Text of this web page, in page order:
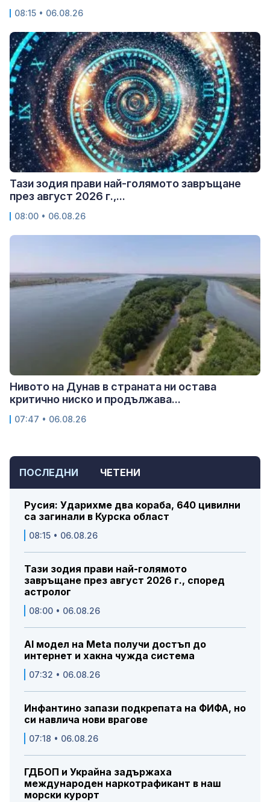
ПОСЛЕДНИ ЧЕТЕНИ
Русия: Ударихме два кораба, 640 цивилни
са загинали в Курска област
08:15 • 06.08.26
Тази зодия прави най-голямото
завръщане през август 2026 г., според
астролог
08:00 • 06.08.26
AI модел на Meta получи достъп до
интернет и хакна чужда система
07:32 • 06.08.26
Инфантино запази подкрепата на ФИФА, но
си навлича нови врагове
07:18 • 06.08.26
ГДБОП и Украйна задържаха
международен наркотрафикант в наш
морски курорт
08:15 • 06.08.26
Тази зодия прави най-голямото завръщане
през август 2026 г.,...
08:00 • 06.08.26
Нивото на Дунав в страната ни остава
критично ниско и продължава...
07:47 • 06.08.26